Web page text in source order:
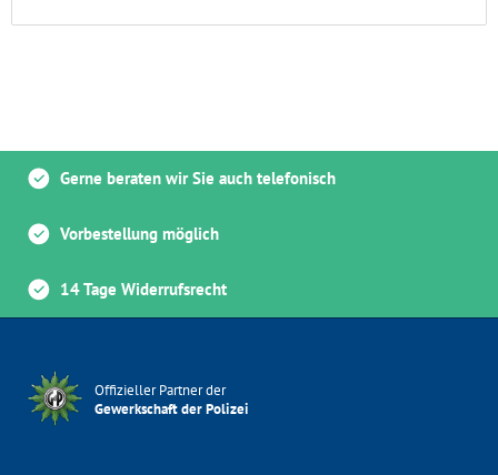
Gerne beraten wir Sie auch telefonisch
Vorbestellung möglich
14 Tage Widerrufsrecht
Offizieller Partner der
Gewerkschaft der Polizei